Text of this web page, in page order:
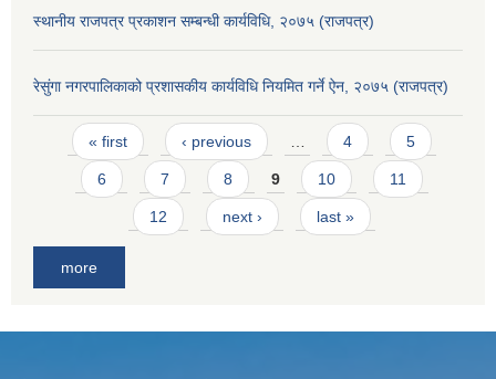
स्थानीय राजपत्र प्रकाशन सम्बन्धी कार्यविधि, २०७५ (राजपत्र)
रेसुंगा नगरपालिकाको प्रशासकीय कार्यविधि नियमित गर्ने ऐन, २०७५ (राजपत्र)
Pages
« first ‹ previous 4 5
6 7 8 9 10 11
12 next › last »
more